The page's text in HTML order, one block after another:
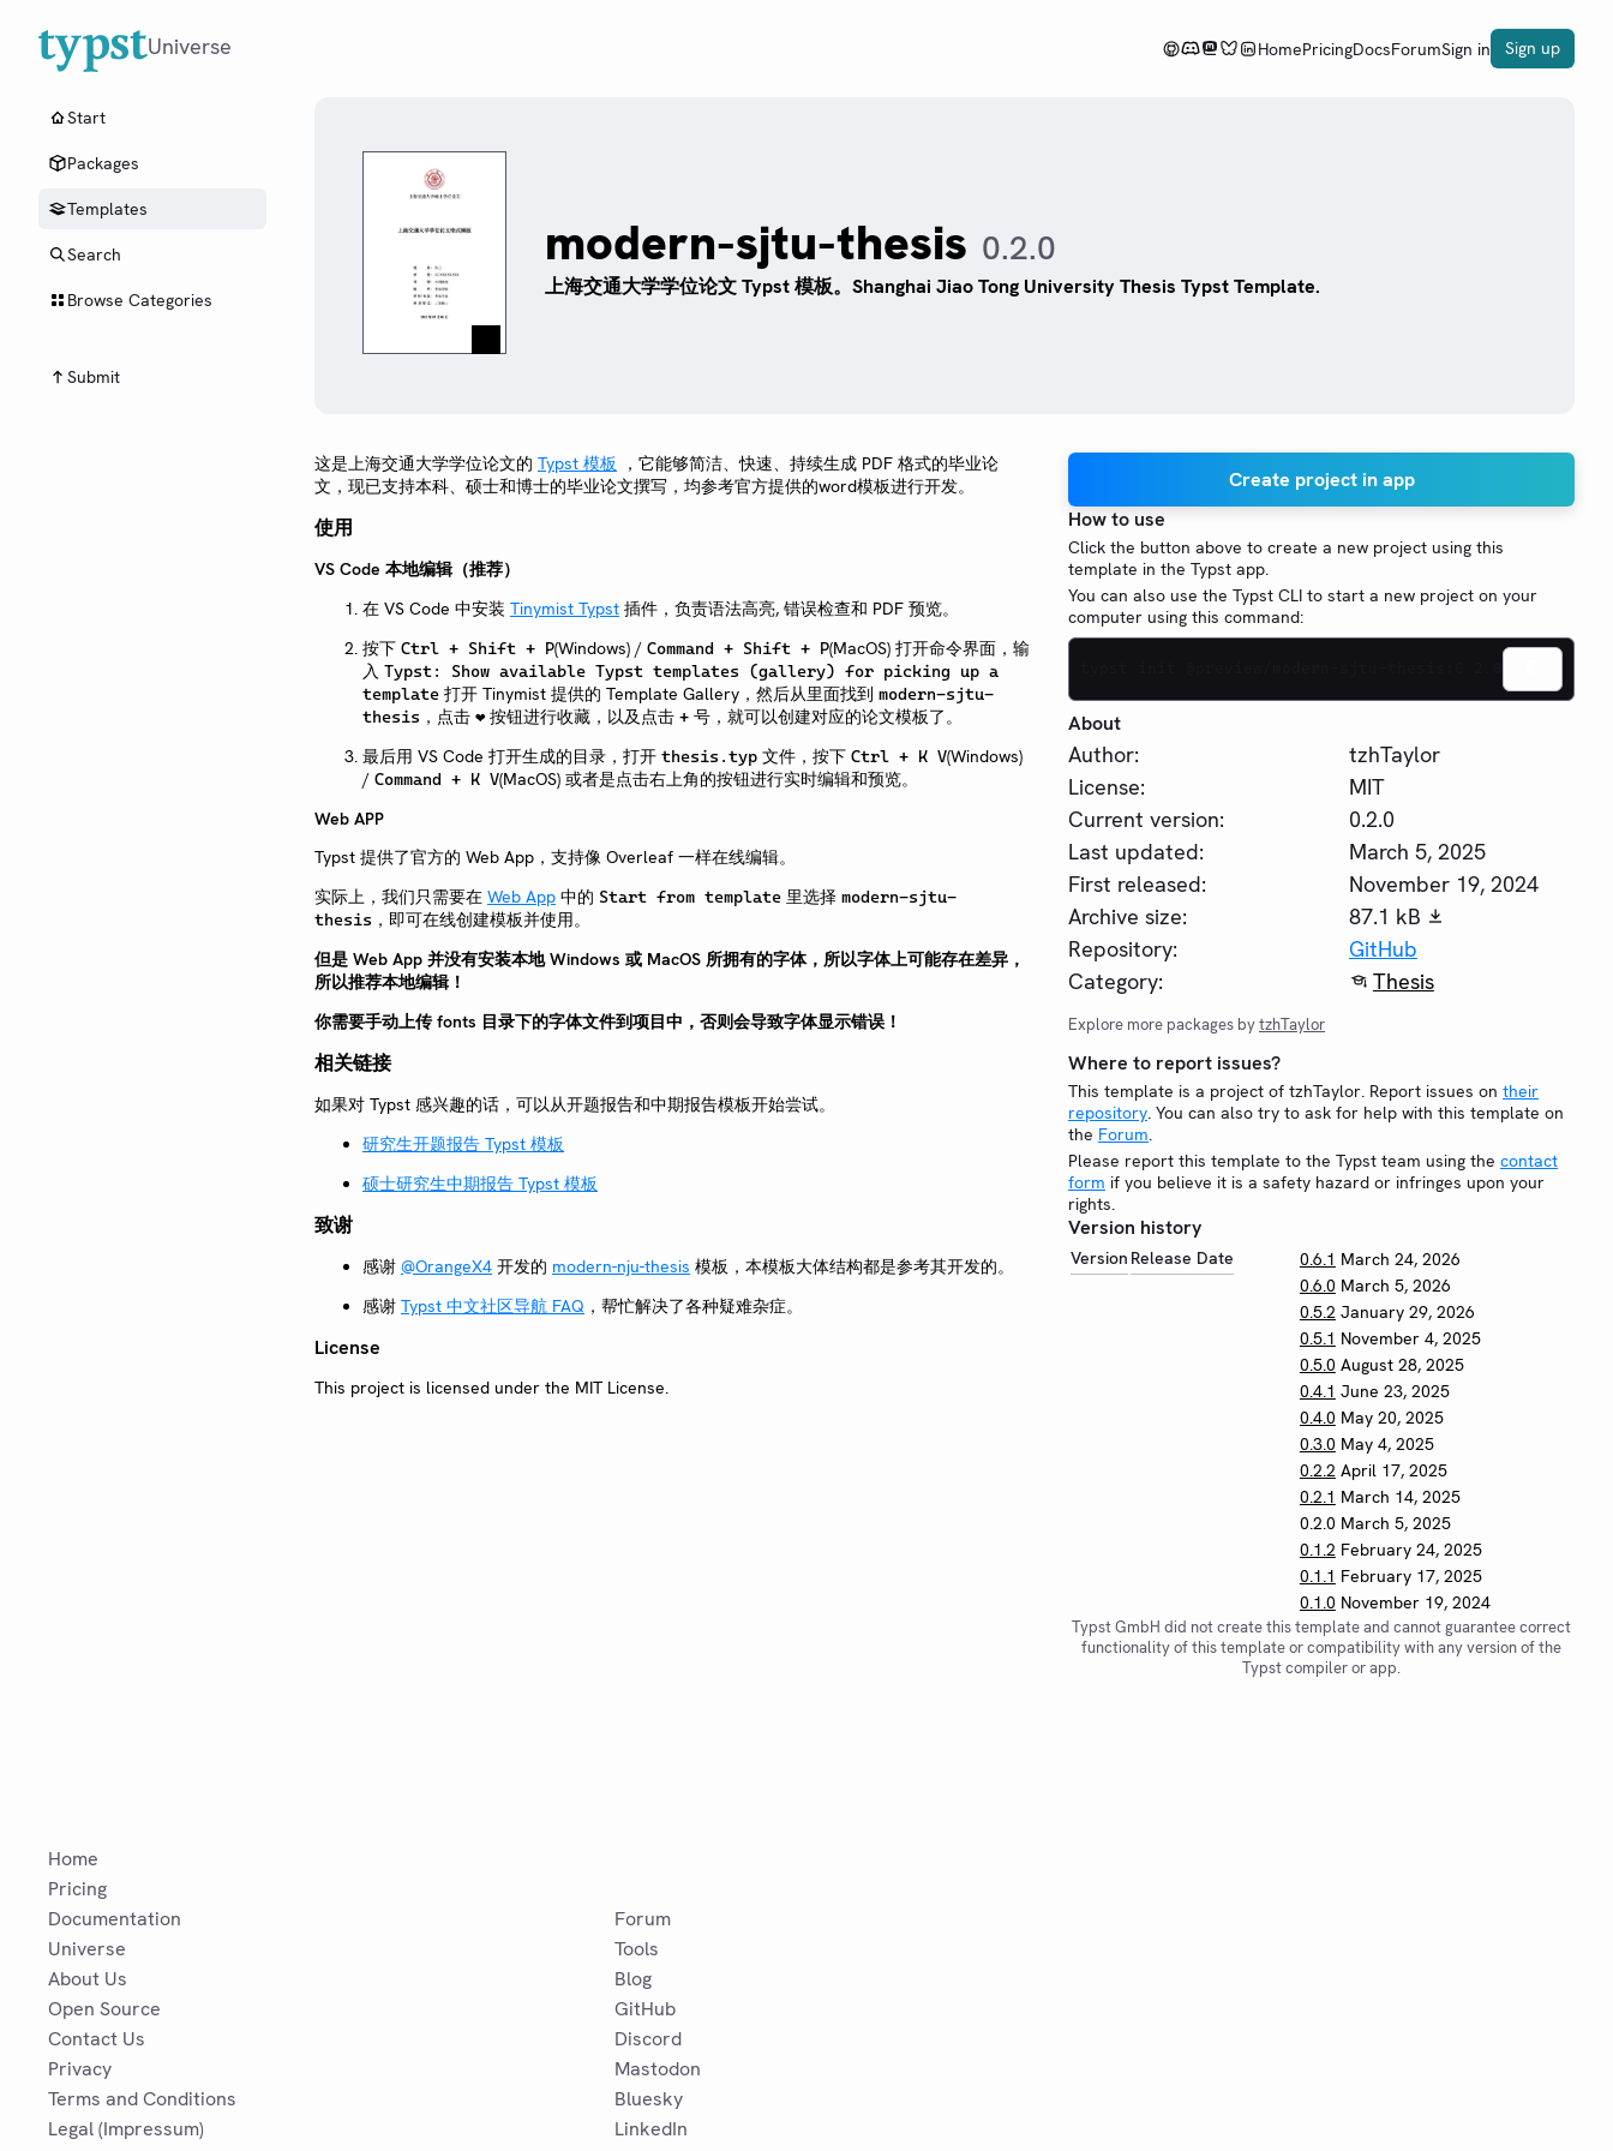
Universe HomePricingDocsForumSign in Sign up
Start
Packages
Templates
Search
Browse Categories
Submit
modern-sjtu-thesis 0.2.0
上海交通大学学位论文 Typst 模板。Shanghai Jiao Tong University Thesis Typst Template.
这是上海交通大学学位论文的 Typst 模板
，它能够简洁、快速、持续生成 PDF 格式的毕业论
文，现已支持本科、硕士和博士的毕业论文撰写，均参考官方提供的word模板进行开发。
使用
VS Code 本地编辑（推荐）
在 VS Code 中安装 Tinymist Typst 插件，负责语法高亮, 错误检查和 PDF 预览。
按下 Ctrl + Shift + P(Windows) / Command + Shift + P(MacOS) 打开命令界面，输
入 Typst: Show available Typst templates (gallery) for picking up a
template 打开 Tinymist 提供的 Template Gallery，然后从里面找到 modern-sjtu-
thesis ，点击 ❤ 按钮进行收藏，以及点击 + 号，就可以创建对应的论文模板了。
最后用 VS Code 打开生成的目录，打开 thesis.typ 文件，按下 Ctrl + K V(Windows)
/ Command + K V(MacOS) 或者是点击右上角的按钮进行实时编辑和预览。
Web APP
Typst 提供了官方的 Web App，支持像 Overleaf 一样在线编辑。
实际上，我们只需要在 Web App 中的 Start from template 里选择 modern-sjtu-
thesis ，即可在线创建模板并使用。
但是 Web App 并没有安装本地 Windows 或 MacOS 所拥有的字体，所以字体上可能存在差异，
所以推荐本地编辑！
你需要手动上传 fonts 目录下的字体文件到项目中，否则会导致字体显示错误！
相关链接
如果对 Typst 感兴趣的话，可以从开题报告和中期报告模板开始尝试。
研究生开题报告 Typst 模板
硕士研究生中期报告 Typst 模板
致谢
感谢 @OrangeX4 开发的 modern-nju-thesis 模板，本模板大体结构都是参考其开发的。
感谢 Typst 中文社区导航 FAQ ，帮忙解决了各种疑难杂症。
License
This project is licensed under the MIT License.
Create project in app
How to use
Click the button above to create a new project using this
template in the Typst app.
You can also use the Typst CLI to start a new project on your
computer using this command:
About
Author:
tzhTaylor
License:
MIT
Current version:
0.2.0
Last updated:
March 5, 2025
First released:
November 19, 2024
Archive size:
87.1 kB
Repository:
GitHub
Category:
Thesis
Explore more packages bytzhTaylor
Where to report issues?
This template is a project of tzhTaylor. Report issues on their
repository. You can also try to ask for help with this template on
the Forum.
Please report this template to the Typst team using the contact
form if you believe it is a safety hazard or infringes upon your
rights.
Version history
Version Release Date 0.6.1 March 24, 2026
0.6.0 March 5, 2026
0.5.2 January 29, 2026
0.5.1 November 4, 2025
0.5.0 August 28, 2025
0.4.1 June 23, 2025
0.4.0 May 20, 2025
0.3.0 May 4, 2025
0.2.2 April 17, 2025
0.2.1 March 14, 2025
0.2.0 March 5, 2025
0.1.2 February 24, 2025
0.1.1 February 17, 2025
0.1.0 November 19, 2024
Typst GmbH did not create this template and cannot guarantee correct
functionality of this template or compatibility with any version of the
Typst compiler or app.
Home
Pricing
Documentation
Universe
About Us
Open Source
Contact Us
Privacy
Terms and Conditions
Legal (Impressum)
Forum
Tools
Blog
GitHub
Discord
Mastodon
Bluesky
LinkedIn